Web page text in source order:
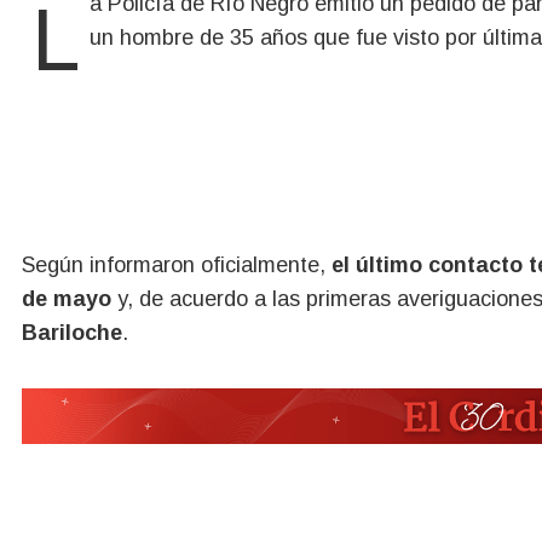
un hombre de 35 años que fue visto por
Según informaron oficialmente, el último contacto
de mayo y, de acuerdo a las primeras
Bariloche.